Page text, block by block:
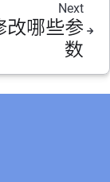
Next
改哪些参
数